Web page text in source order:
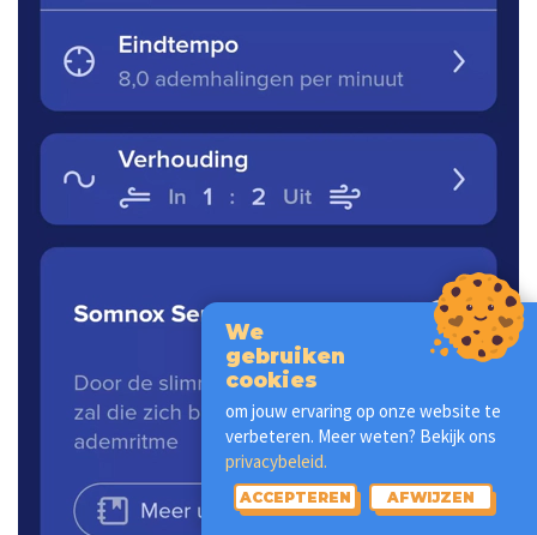
We
gebruiken
cookies
om jouw ervaring op onze website te
verbeteren. Meer weten? Bekijk ons
privacybeleid.
ACCEPTEREN AFWIJZEN